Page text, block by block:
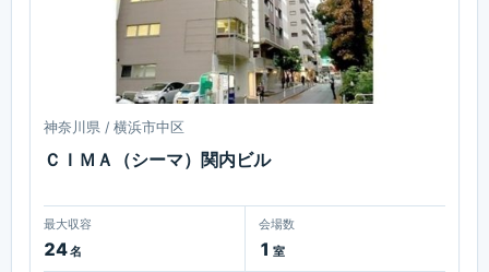
神奈川県 / 横浜市中区
ＣＩＭＡ（シーマ）関内ビル
最大収容
24名
会場数
1 室